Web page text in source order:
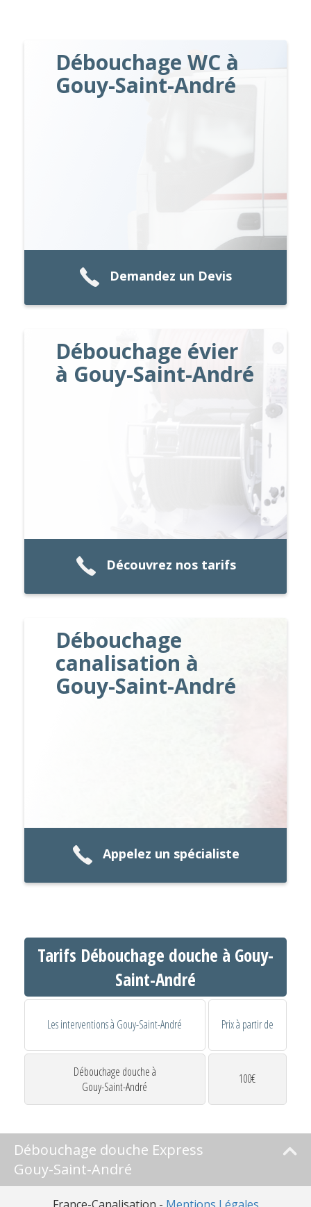
Débouchage WC à
Gouy-Saint-André
Demandez un Devis
Débouchage évier
à Gouy-Saint-André
Découvrez nos tarifs
Débouchage
canalisation à
Gouy-Saint-André
Appelez un spécialiste
Tarifs Débouchage douche à Gouy-
Saint-André
Les interventions à Gouy-Saint-André Prix à partir de
Débouchage douche à
Gouy-Saint-André
100€
Débouchage douche Express
Gouy-Saint-André